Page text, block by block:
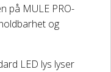
på MULE PRO-
og
LED lys lyser